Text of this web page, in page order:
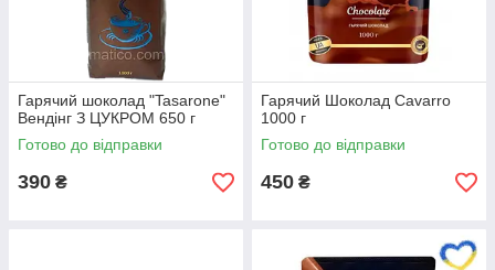
Гарячий шоколад "Tasarone"
Вендінг З ЦУКРОМ 650 г
Готово до відправки
390 ₴
Гарячий Шоколад Cavarro
1000 г
Готово до відправки
450 ₴